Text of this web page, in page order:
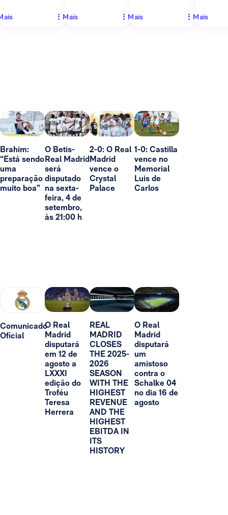
Mais Mais Mais
Brahim:
“Está sendo
uma
preparação
muito boa”
O Betis-
Real Madrid
será
disputado
na sexta-
feira, 4 de
setembro,
às 21:00 h
2-0: O Real
Madrid
vence o
Crystal
Palace
1-0: Castilla
vence no
Memorial
Luis de
Carlos
Comunicado
Oficial
O Real
Madrid
disputará
em 12 de
agosto a
LXXXI
edição do
Troféu
Teresa
Herrera
REAL
MADRID
CLOSES
THE 2025-
2026
SEASON
WITH THE
HIGHEST
REVENUE
AND THE
HIGHEST
EBITDA IN
ITS
HISTORY
O Real
Madrid
disputará
um
amistoso
contra o
Schalke 04
no dia 16 de
agosto